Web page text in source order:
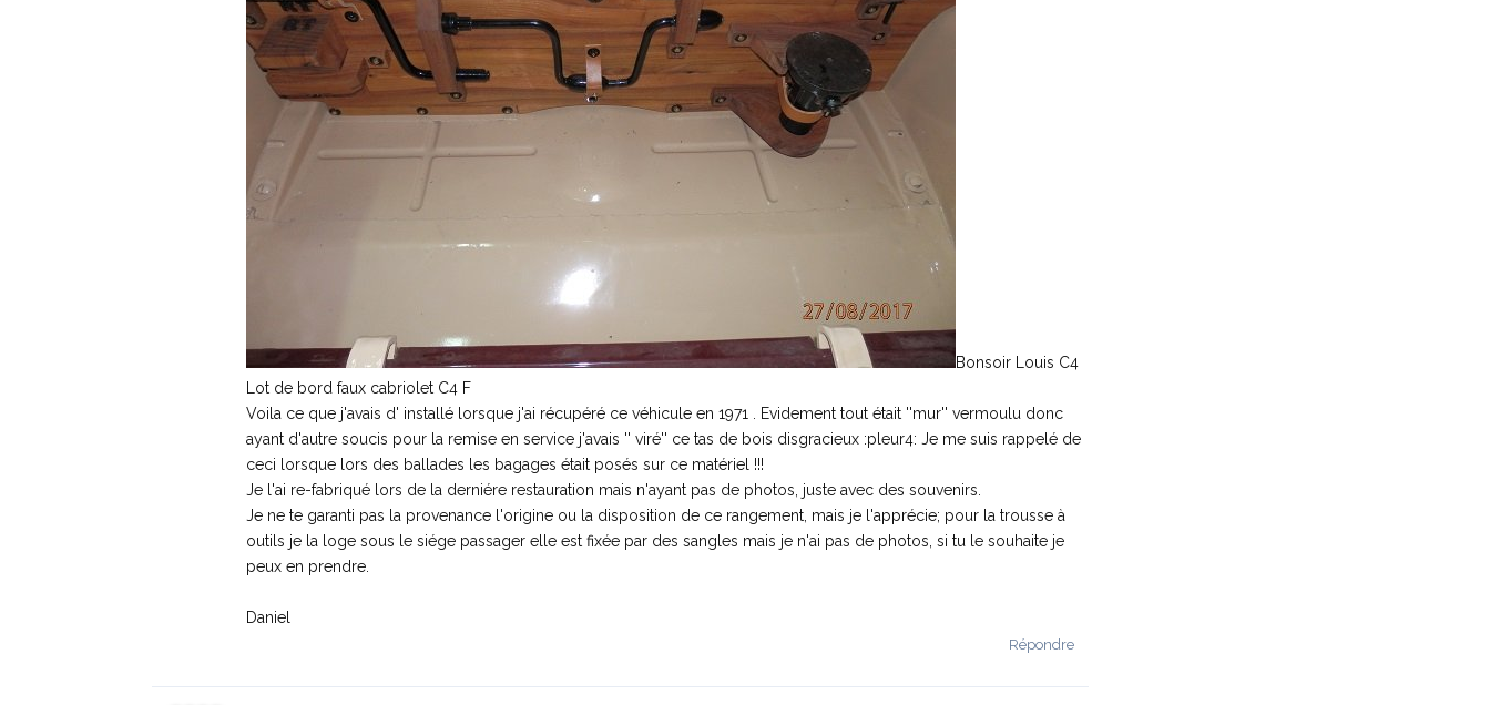
Bonsoir Louis C4
Lot de bord faux cabriolet C4 F
Voila ce que j'avais d' installé lorsque j'ai récupéré ce véhicule en 1971 . Evidement tout était ''mur'' vermoulu donc
ayant d'autre soucis pour la remise en service j'avais '' viré'' ce tas de bois disgracieux :pleur4: Je me suis rappelé de
ceci lorsque lors des ballades les bagages était posés sur ce matériel !!!
Je l'ai re-fabriqué lors de la derniére restauration mais n'ayant pas de photos, juste avec des souvenirs.
Je ne te garanti pas la provenance l'origine ou la disposition de ce rangement, mais je l'apprécie; pour la trousse à
outils je la loge sous le siége passager elle est fixée par des sangles mais je n'ai pas de photos, si tu le souhaite je
peux en prendre.
Daniel
Répondre